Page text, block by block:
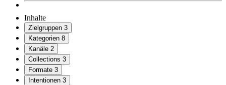
Inhalte
Zielgruppen 3
Kategorien 8
Kanäle 2
Collections 3
Formate 3
Intentionen 3